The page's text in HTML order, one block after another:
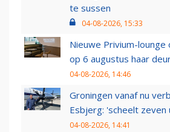
te sussen
04-08-2026, 15:33
Nieuwe Privium-lounge
op 6 augustus haar
04-08-2026, 14:46
Groningen vanaf nu
Esbjerg: 'scheelt zeven
04-08-2026, 14:41